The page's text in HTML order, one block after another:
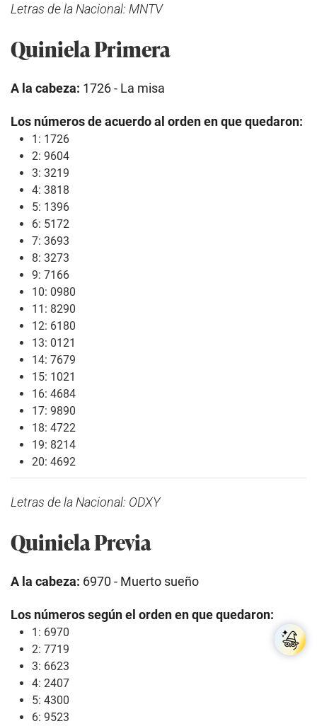
Letras de la Nacional: MNTV
Quiniela Primera
A la cabeza: 1726 - La misa
Los números de acuerdo al orden en que quedaron:
1: 1726
2: 9604
3: 3219
4: 3818
5: 1396
6: 5172
7: 3693
8: 3273
9: 7166
10: 0980
11: 8290
12: 6180
13: 0121
14: 7679
15: 1021
16: 4684
17: 9890
18: 4722
19: 8214
20: 4692
Letras de la Nacional: ODXY
Quiniela Previa
A la cabeza: 6970 - Muerto sueño
Los números según el orden en que quedaron:
1: 6970
2: 7719
3: 6623
4: 2407
5: 4300
6: 9523